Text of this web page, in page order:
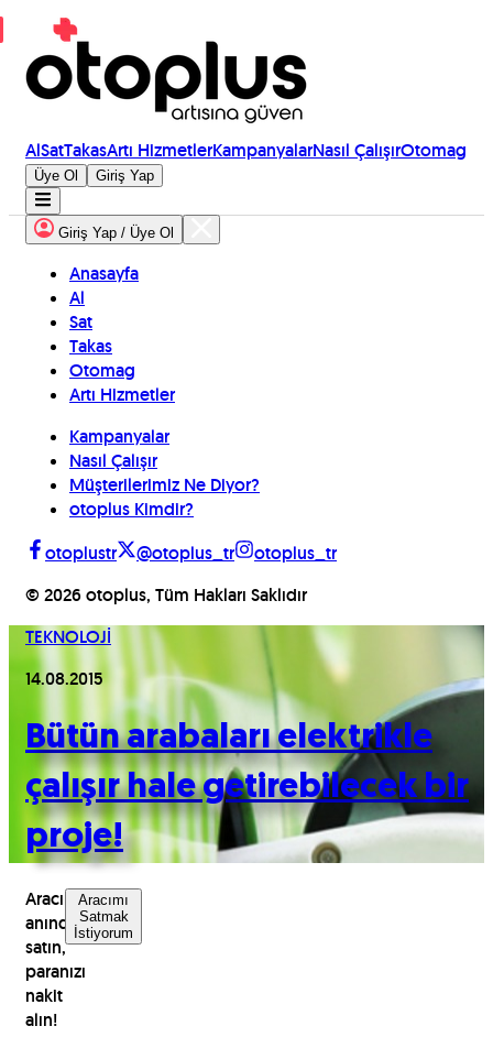
AlSatTakasArtı HizmetlerKampanyalarNasıl ÇalışırOtomag
Üye Ol Giriş Yap
Giriş Yap / Üye Ol
Anasayfa
Al
Sat
Takas
Otomag
Artı Hizmetler
Kampanyalar
Nasıl Çalışır
Müşterilerimiz Ne Diyor?
otoplus Kimdir?
otoplustr
@otoplus_tr
otoplus_tr
© 2026 otoplus, Tüm Hakları Saklıdır
TEKNOLOJİ
14.08.2015
Bütün arabaları elektrikle
çalışır hale getirebilecek bir
proje!
Aracınızı
anında
satın,
paranızı
nakit
alın!
Aracımı
Satmak
İstiyorum